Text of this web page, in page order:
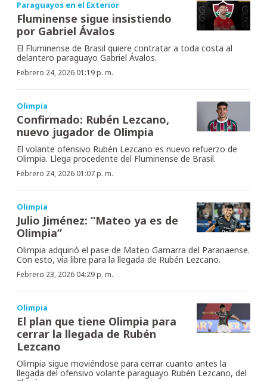
Paraguayos en el Exterior
Fluminense sigue insistiendo
por Gabriel Ávalos
El Fluminense de Brasil quiere contratar a toda costa al
delantero paraguayo Gabriel Ávalos.
Febrero 24, 2026 01:19 p. m.
Olimpia
Confirmado: Rubén Lezcano,
nuevo jugador de Olimpia
El volante ofensivo Rubén Lezcano es nuevo refuerzo de
Olimpia. Llega procedente del Fluminense de Brasil.
Febrero 24, 2026 01:07 p. m.
Olimpia
Julio Jiménez: “Mateo ya es de
Olimpia”
Olimpia adquirió el pase de Mateo Gamarra del Paranaense.
Con esto, vía libre para la llegada de Rubén Lezcano.
Febrero 23, 2026 04:29 p. m.
Olimpia
El plan que tiene Olimpia para
cerrar la llegada de Rubén
Lezcano
Olimpia sigue moviéndose para cerrar cuanto antes la
llegada del ofensivo volante paraguayo Rubén Lezcano, del